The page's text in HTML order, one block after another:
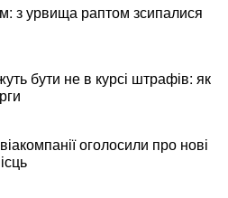
з урвища раптом зсипалися
бути не в курсі штрафів: як
оголосили про нові